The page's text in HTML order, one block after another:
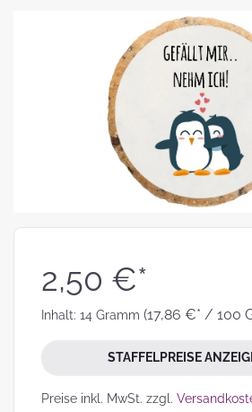
2,50 €*
Inhalt: 14 Gramm (17,86 €* / 100
STAFFELPREISE
Preise inkl. MwSt. zzgl.